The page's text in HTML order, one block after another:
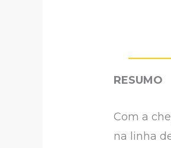
RESUMO
Com a
na linha